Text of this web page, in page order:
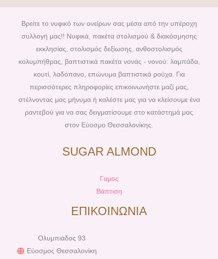
e
b
o
o
k
t
e
r
e
s
t
t
a
g
r
a
m
t
u
b
Βρείτε το νυφικό των ονείρων σας μέσα από την υπέροχη
συλλογή μας!! Νυφικά, πακέτα στολισμού & διακόσμησης
εκκλησίας, στολισμός δεξίωσης, ανθοστολισμός
κολυμπήθρας, βαπτιστικά πακέτα νονάς - νονού: λαμπάδα,
κουτί, λαδόπανο, επώνυμα βαπτιστικά ρούχα. Για
περισσότερες πληροφορίες επικοινωνήστε μαζί μας,
στέλνοντας μας μήνυμα ή καλέστε μας για να κλείσουμε ένα
ραντεβού για να σας δειγματίσουμε στο κατάστημά μας
στον Εύοσμο Θεσσαλονίκης.
SUGAR ALMOND
Γαμος
Βάπτιση
ΕΠΙΚΟΙΝΩΝΙΑ
Ολυμπιάδος 93
Εύοσμος Θεσσαλονίκη